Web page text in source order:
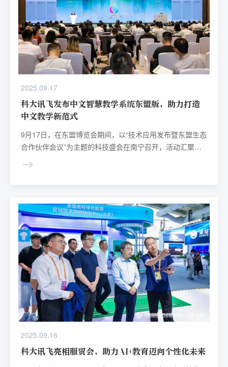
2025.09.17
科大讯飞发布中文智慧教学系统东盟版，助力打造
中文教学新范式
9月17日，在东盟博览会期间，以“技术应用发布暨东盟生态
合作伙伴会议”为主题的科技盛会在南宁召开，活动汇聚了
2025.09.16
科大讯飞亮相服贸会，助力AI+教育迈向个性化未来